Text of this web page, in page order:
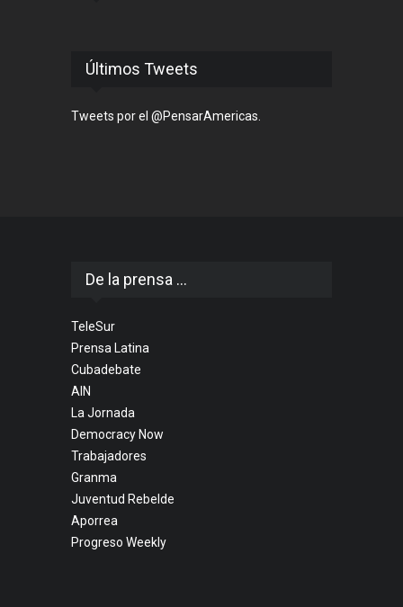
Últimos Tweets
Tweets por el @PensarAmericas.
De la prensa ...
TeleSur
Prensa Latina
Cubadebate
AIN
La Jornada
Democracy Now
Trabajadores
Granma
Juventud Rebelde
Aporrea
Progreso Weekly